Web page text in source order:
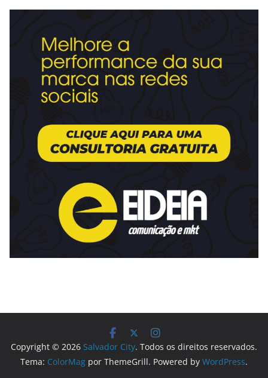
Copyright © 2026 Salvador City. Todos os direitos reservados.
Tema: ColorMag por ThemeGrill. Powered by WordPress.